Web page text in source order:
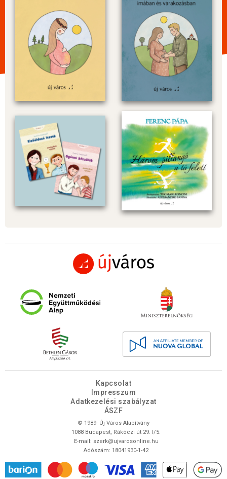
Kapcsolat
Impresszum
Adatkezelési szabályzat
ÁSZF
© 1989- Új Város Alapítvány
1088 Budapest, Rákóczi út 29. I/5.
E-mail: szerk@ujvarosonline.hu
Adószám: 18041930-1-42